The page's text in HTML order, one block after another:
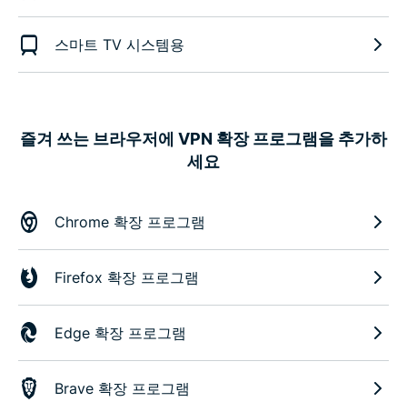
스마트 TV 시스템용
즐겨 쓰는 브라우저에 VPN 확장 프로그램을 추가하
세요
Chrome 확장 프로그램
Firefox 확장 프로그램
Edge 확장 프로그램
Brave 확장 프로그램